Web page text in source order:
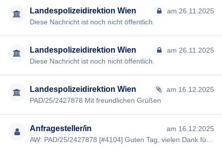
Landespolizeidirektion Wien
am 26.11.2025
Diese Nachricht ist noch nicht öffentlich.
Landespolizeidirektion Wien
am 26.11.2025
Diese Nachricht ist noch nicht öffentlich.
Landespolizeidirektion Wien
am 16.12.2025
PAD/25/2427878 Mit freundlichen Grüßen
Anfragesteller/in
am 16.12.2025